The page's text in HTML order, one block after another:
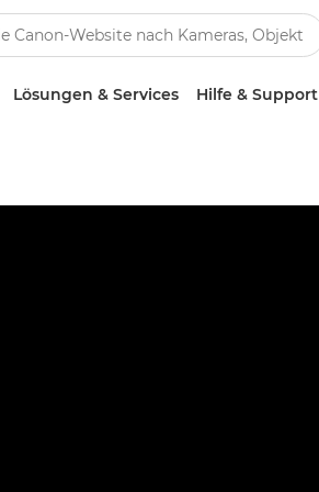
Lösungen & Services Hilfe & Support